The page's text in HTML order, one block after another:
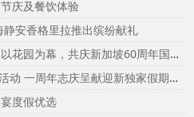
庆及餐饮体验
安香格里拉推出缤纷献礼
新加坡滨海湾宾乐雅臻选酒店：以花园为幕，共庆新加坡60周年国庆盛宴
Fusion推出Fusionlife夏日礼遇活动 一周年志庆呈献迎新独家假期奖赏
度假优选